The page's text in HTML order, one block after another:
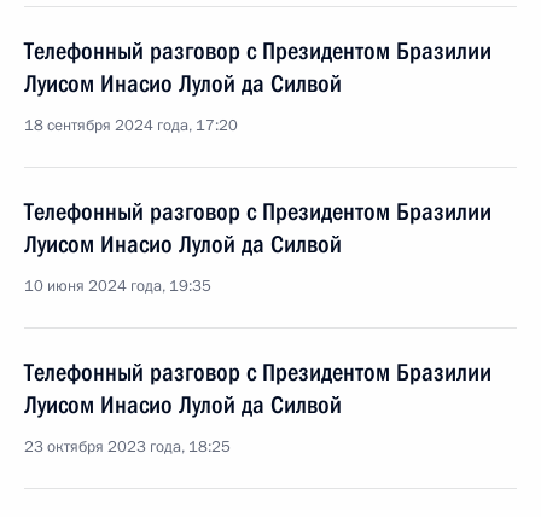
Телефонный разговор с Президентом Бразилии
Луисом Инасио Лулой да Силвой
18 сентября 2024 года, 17:20
Телефонный разговор с Президентом Бразилии
Луисом Инасио Лулой да Силвой
10 июня 2024 года, 19:35
Телефонный разговор с Президентом Бразилии
Луисом Инасио Лулой да Силвой
23 октября 2023 года, 18:25